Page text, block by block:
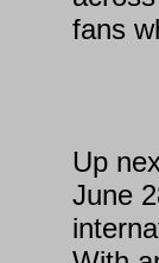
fans
Up
June